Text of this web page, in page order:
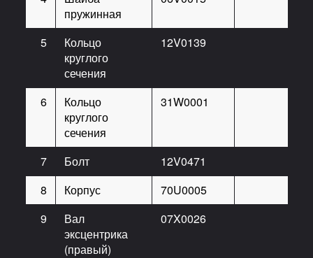
пружинная
5
Кольцо
круглого
сечения
12V0139
6
Кольцо
круглого
сечения
31W0001
7 Болт 12V0471
8
Корпус 70U0005
9
Вал
эксцентрика
(правый)
07X0026